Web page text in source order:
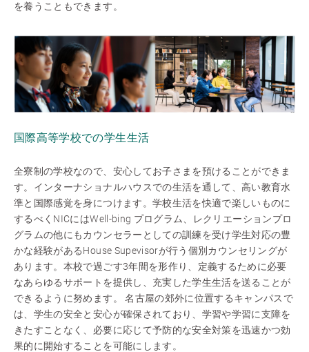
を養うこともできます。
国際高等学校での学生生活
全寮制の学校なので、安心してお子さまを預けることができま
す。インターナショナルハウスでの生活を通して、高い教育水
準と国際感覚を身につけます。学校生活を快適で楽しいものに
するべくNICにはWell-bing プログラム、レクリエーションプロ
グラムの他にもカウンセラーとしての訓練を受け学生対応の豊
かな経験があるHouse Supevisorが行う個別カウンセリングが
あります。本校で過ごす3年間を形作り、定義するために必要
なあらゆるサポートを提供し、充実した学生生活を送ることが
できるように努めます。 名古屋の郊外に位置するキャンパスで
は、学生の安全と安心が確保されており、学習や学習に支障を
きたすことなく、必要に応じて予防的な安全対策を迅速かつ効
果的に開始することを可能にします。